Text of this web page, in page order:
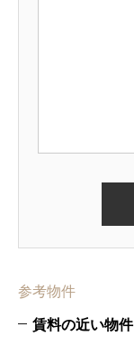
参考物件
賃料の近い物件